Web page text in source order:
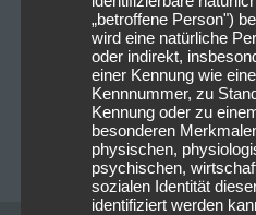
Mit donnernden Drums,
einer ordentlichen Portion
Eluveitie auf die
ihrer „Ànv Rising – Europe…
CHRISTOPHER FOLLRICH
„betroffene Person")
wird eine natürliche
oder indirekt,
einer Kennung wie
Kennnummer, zu
Kennung oder zu
besonderen
physischen,
psychischen,
sozialen Identität
identifiziert werden